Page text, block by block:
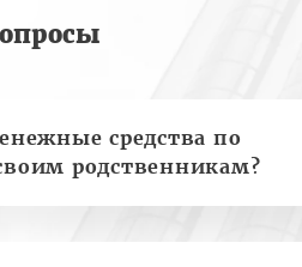
средства по
родственникам?